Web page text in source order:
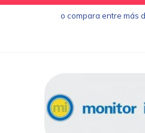
o compara entre más